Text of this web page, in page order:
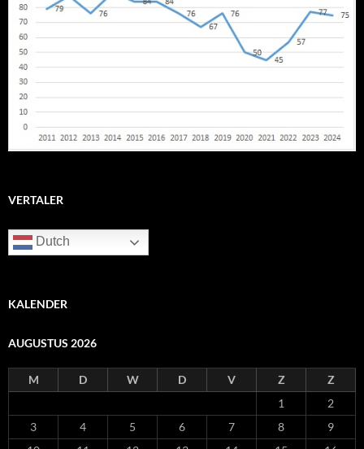
VERTALER
Dutch
KALENDER
AUGUSTUS 2026
M D W D V Z
Z
1
2
3
4 5 6 7 8
9